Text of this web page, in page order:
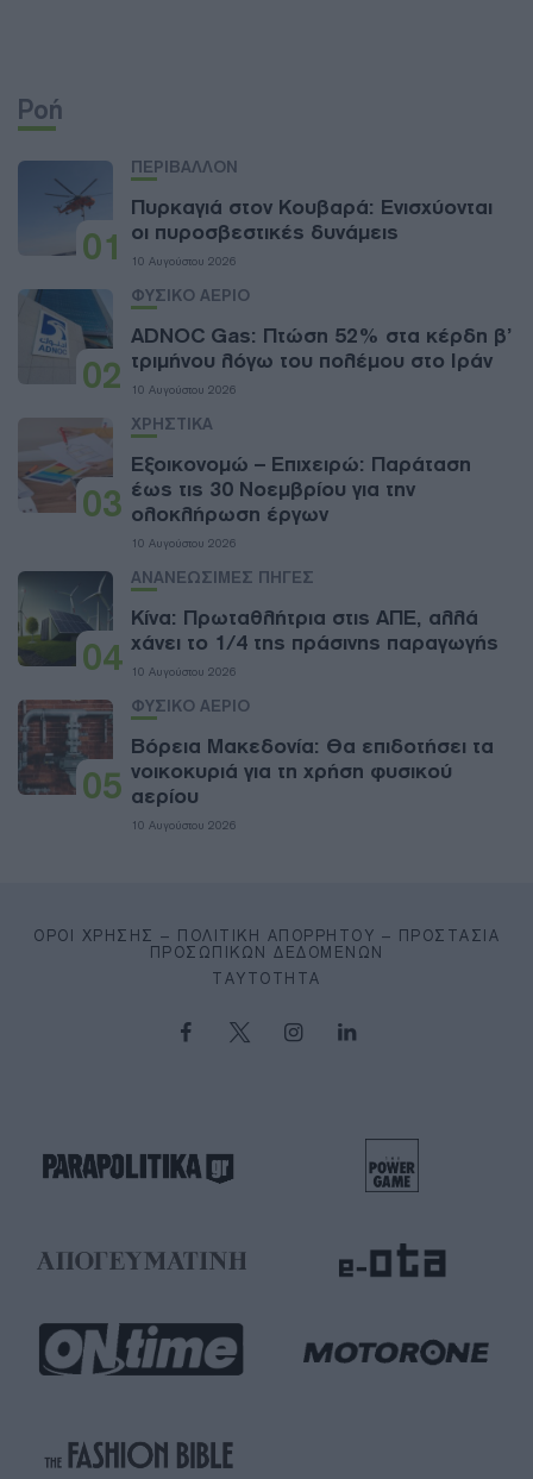
Ροή
01
ΠΕΡΙΒΑΛΛΟΝ
Πυρκαγιά στον Κουβαρά: Ενισχύονται
οι πυροσβεστικές δυνάμεις
10 Αυγούστου 2026
02
ΦΥΣΙΚΟ ΑΕΡΙΟ
ADNOC Gas: Πτώση 52% στα κέρδη β’
τριμήνου λόγω του πολέμου στο Ιράν
10 Αυγούστου 2026
03
ΧΡΗΣΤΙΚΑ
Εξοικονομώ – Επιχειρώ: Παράταση
έως τις 30 Νοεμβρίου για την
ολοκλήρωση έργων
10 Αυγούστου 2026
04
ΑΝΑΝΕΩΣΙΜΕΣ ΠΗΓΕΣ
Κίνα: Πρωταθλήτρια στις ΑΠΕ, αλλά
χάνει το 1/4 της πράσινης παραγωγής
10 Αυγούστου 2026
05
ΦΥΣΙΚΟ ΑΕΡΙΟ
Βόρεια Μακεδονία: Θα επιδοτήσει τα
νοικοκυριά για τη χρήση φυσικού
αερίου
10 Αυγούστου 2026
ΌΡΟΙ ΧΡΉΣΗΣ – ΠΟΛΙΤΙΚΉ ΑΠΟΡΡΉΤΟΥ – ΠΡΟΣΤΑΣΊΑ
ΠΡΟΣΩΠΙΚΏΝ ΔΕΔΟΜΈΝΩΝ
ΤΑΥΤΌΤΗΤΑ